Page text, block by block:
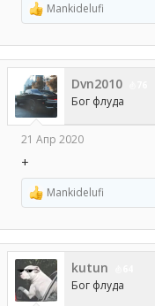
Р
е
а
к
ц
и
и
:
Mankidelufi
Dvn2010
Бог флуда
21 Апр 2020
+
Р
е
а
к
ц
и
и
:
Mankidelufi
kutun
Бог флуда